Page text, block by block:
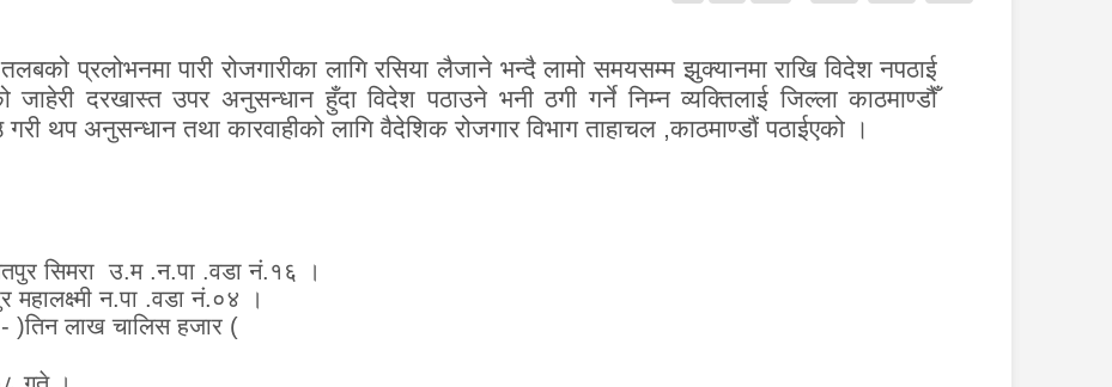
प्रलोभनमा पारी रोजगारीका लागिरसिया लैजाने भन्दै लामो समयसम्म झुक्यानमा राखि विदेश नपठाई
जाहेरी दरखास्त उपर अनुसन्धान हुँदा विदेश पठाउने भनी ठगी गर्ने निम्न व्यक्तिलाई जिल्ला काठमाण्डौँ
गरी थप अनुसन्धान तथा कारवाहीको लागि वैदेशिक रोजगार विभाग ताहाचल ,काठमाण्डौं पठाईएको ।
सिमरा उ.म.न.पा .वडा नं.१ ६ ।
महालक्ष्मीन.पा .वडा नं.०४ ।
- (तिनलाखचालिसहजार )